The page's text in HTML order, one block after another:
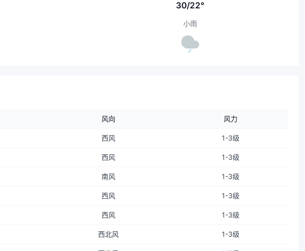
30/22°
小雨
风向 风力
西风 1-3级
西风 1-3级
南风 1-3级
西风 1-3级
西风 1-3级
西北风 1-3级